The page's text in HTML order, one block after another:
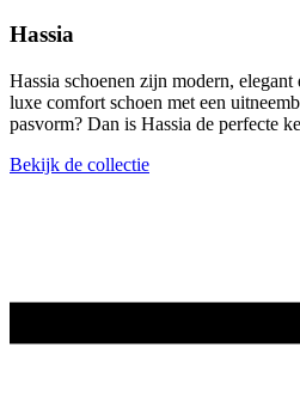
Hassia
Hassia schoenen zijn modern,
luxe comfort schoen met een
pasvorm? Dan is Hassia de perfecte
Bekijk de collectie